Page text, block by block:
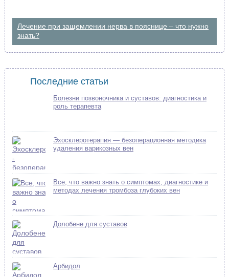
Лечение при защемлении нерва в пояснице – что нужно
знать?
Последние статьи
Болезни позвоночника и суставов: диагностика и
роль терапевта
Эхосклеротерапия — безоперационная методика
удаления варикозных вен
Все, что важно знать о симптомах, диагностике и
методах лечения тромбоза глубоких вен
Долобене для суставов
Арбидол